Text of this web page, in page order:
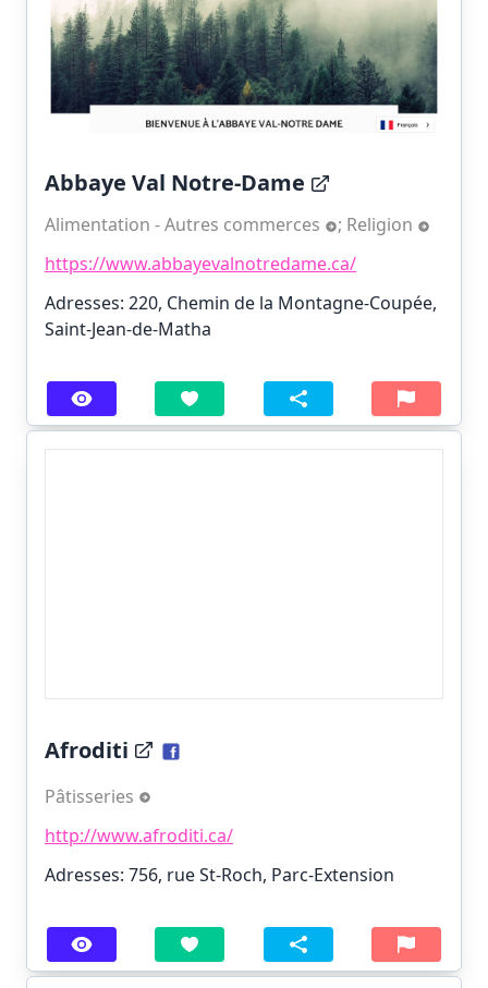
Abbaye Val Notre-Dame
Alimentation - Autres commerces ; Religion
https://www.abbayevalnotredame.ca/
Adresses: 220, Chemin de la Montagne-Coupée,
Saint-Jean-de-Matha
Afroditi
Pâtisseries
http://www.afroditi.ca/
Adresses: 756, rue St-Roch, Parc-Extension